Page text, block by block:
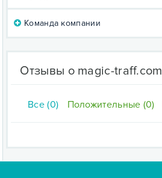
Команда компании
Отзывы о magic-traff.com
Все (0) Положительные (0)